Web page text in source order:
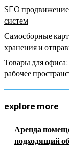
SEO
систем
Самосборные
хранения и
Товары для
рабочее
explore more
Аренда
подходящий